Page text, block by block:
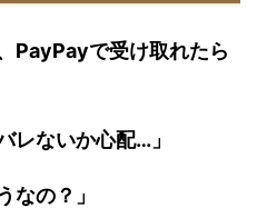
PayPayで受け取れたら
レないか心配…」
なの？」